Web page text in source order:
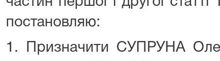
постановляю:
1. Призначити СУПРУНА